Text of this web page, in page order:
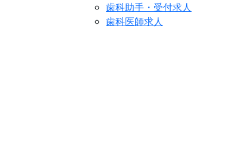
歯科助手・受付求人
歯科医師求人